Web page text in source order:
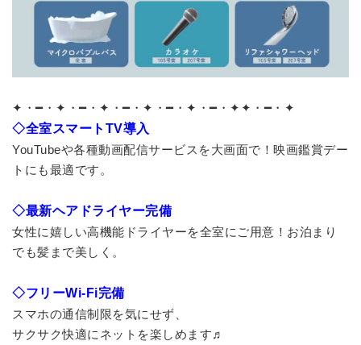
✦・━・✦・━・✦・━・✦・━・✦・━・✦✦・━・✦
◇全室スマートTV導入
YouTubeや各種動画配信サービスを大画面で！映画鑑賞デー
トにも最適です。
◇最新ヘアドライヤー完備
女性に嬉しい高機能ドライヤーを全室にご用意！お泊まり
でも髪まで美しく。
◇フリーWi-Fi完備
スマホの通信制限を気にせず、
サクサク快適にネットを楽しめます♬